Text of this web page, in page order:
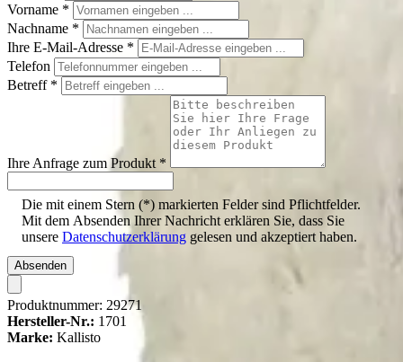
Vorname *
Nachname *
Ihre E-Mail-Adresse *
Telefon
Betreff *
Ihre Anfrage zum Produkt *
Die mit einem Stern (*) markierten Felder sind Pflichtfelder.
Mit dem Absenden Ihrer Nachricht erklären Sie, dass Sie
unsere Datenschutzerklärung gelesen und akzeptiert haben.
Absenden
Produktnummer: 29271
Hersteller-Nr.: 1701
Marke: Kallisto